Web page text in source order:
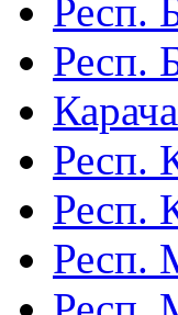
Респ.
Респ.
Респ.
Респ.
Респ.